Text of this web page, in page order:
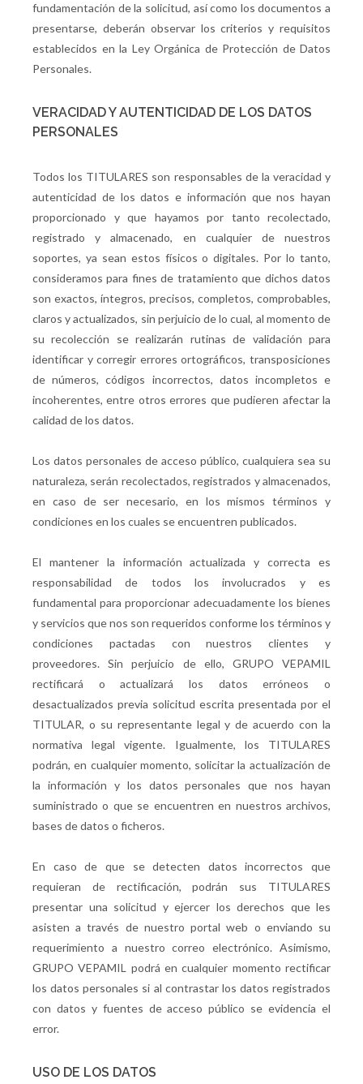
fundamentación de la solicitud, así como los documentos a
presentarse, deberán observar los criterios y requisitos
establecidos en la Ley Orgánica de Protección de Datos
Personales.
VERACIDAD Y AUTENTICIDAD DE LOS DATOS
PERSONALES
Todos los TITULARES son responsables de la veracidad y
autenticidad de los datos e información que nos hayan
proporcionado y que hayamos por tanto recolectado,
registrado y almacenado, en cualquier de nuestros
soportes, ya sean estos físicos o digitales. Por lo tanto,
consideramos para fines de tratamiento que dichos datos
son exactos, íntegros, precisos, completos, comprobables,
claros y actualizados, sin perjuicio de lo cual, al momento de
su recolección se realizarán rutinas de validación para
identificar y corregir errores ortográficos, transposiciones
de números, códigos incorrectos, datos incompletos e
incoherentes, entre otros errores que pudieren afectar la
calidad de los datos.
Los datos personales de acceso público, cualquiera sea su
naturaleza, serán recolectados, registrados y almacenados,
en caso de ser necesario, en los mismos términos y
condiciones en los cuales se encuentren publicados.
El mantener la información actualizada y correcta es
responsabilidad de todos los involucrados y es
fundamental para proporcionar adecuadamente los bienes
y servicios que nos son requeridos conforme los términos y
condiciones pactadas con nuestros clientes y
proveedores. Sin perjuicio de ello, GRUPO VEPAMIL
rectificará o actualizará los datos erróneos o
desactualizados previa solicitud escrita presentada por el
TITULAR, o su representante legal y de acuerdo con la
normativa legal vigente. Igualmente, los TITULARES
podrán, en cualquier momento, solicitar la actualización de
la información y los datos personales que nos hayan
suministrado o que se encuentren en nuestros archivos,
bases de datos o ficheros.
En caso de que se detecten datos incorrectos que
requieran de rectificación, podrán sus TITULARES
presentar una solicitud y ejercer los derechos que les
asisten a través de nuestro portal web o enviando su
requerimiento a nuestro correo electrónico. Asimismo,
GRUPO VEPAMIL podrá en cualquier momento rectificar
los datos personales si al contrastar los datos registrados
con datos y fuentes de acceso público se evidencia el
error.
USO DE LOS DATOS